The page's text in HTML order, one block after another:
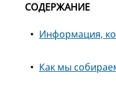
СОДЕРЖАНИЕ
Информация,
Как мы